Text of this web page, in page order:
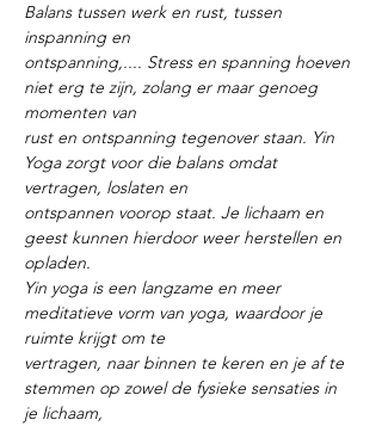
Balans tussen werk en rust, tussen
inspanning en
ontspanning,.... Stress en spanning hoeven
niet erg te zijn, zolang er maar genoeg
momenten van
rust en ontspanning tegenover staan. Yin
Yoga zorgt voor die balans omdat
vertragen, loslaten en
ontspannen voorop staat. Je lichaam en
geest kunnen hierdoor weer herstellen en
opladen.
Yin yoga is een langzame en meer
meditatieve vorm van yoga, waardoor je
ruimte krijgt om te
vertragen, naar binnen te keren en je af te
stemmen op zowel de fysieke sensaties in
je lichaam,